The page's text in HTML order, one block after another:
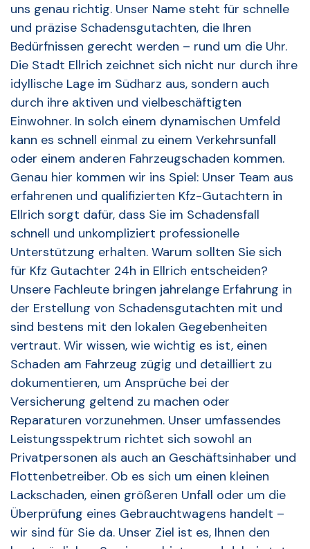
uns genau richtig. Unser Name steht für schnelle
und präzise Schadensgutachten, die Ihren
Bedürfnissen gerecht werden – rund um die Uhr.
Die Stadt Ellrich zeichnet sich nicht nur durch ihre
idyllische Lage im Südharz aus, sondern auch
durch ihre aktiven und vielbeschäftigten
Einwohner. In solch einem dynamischen Umfeld
kann es schnell einmal zu einem Verkehrsunfall
oder einem anderen Fahrzeugschaden kommen.
Genau hier kommen wir ins Spiel: Unser Team aus
erfahrenen und qualifizierten Kfz-Gutachtern in
Ellrich sorgt dafür, dass Sie im Schadensfall
schnell und unkompliziert professionelle
Unterstützung erhalten. Warum sollten Sie sich
für Kfz Gutachter 24h in Ellrich entscheiden?
Unsere Fachleute bringen jahrelange Erfahrung in
der Erstellung von Schadensgutachten mit und
sind bestens mit den lokalen Gegebenheiten
vertraut. Wir wissen, wie wichtig es ist, einen
Schaden am Fahrzeug zügig und detailliert zu
dokumentieren, um Ansprüche bei der
Versicherung geltend zu machen oder
Reparaturen vorzunehmen. Unser umfassendes
Leistungsspektrum richtet sich sowohl an
Privatpersonen als auch an Geschäftsinhaber und
Flottenbetreiber. Ob es sich um einen kleinen
Lackschaden, einen größeren Unfall oder um die
Überprüfung eines Gebrauchtwagens handelt –
wir sind für Sie da. Unser Ziel ist es, Ihnen den